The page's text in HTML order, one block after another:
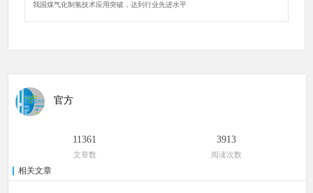
我国煤气化制氢技术应用突破，达到行业先进水平
官方
11361
文章数
3913
阅读次数
相关文章